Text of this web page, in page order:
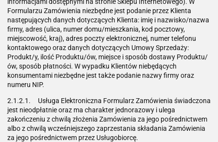
Formularzu Zamówienia niezbędne jest podanie przez Klienta
następujących danych dotyczących Klienta: imię i nazwisko/nazwa
firmy, adres (ulica, numer domu/mieszkania, kod pocztowy,
miejscowość, kraj), adres poczty elektronicznej, numer telefonu
kontaktowego oraz danych dotyczących Umowy Sprzedaży:
Produkt/y, ilość Produktu/ów, miejsce i sposób dostawy Produktu/
ów, sposób płatności. W wypadku Klientów niebędących
konsumentami niezbędne jest także podanie nazwy firmy oraz
numeru NIP.
2.1.2.1. Usługa Elektroniczna Formularz Zamówienia świadczona
jest nieodpłatnie oraz ma charakter jednorazowy i ulega
zakończeniu z chwilą złożenia Zamówienia za jego pośrednictwem
albo z chwilą wcześniejszego zaprzestania składania Zamówienia
za jego pośrednictwem przez Usługobiorcę.